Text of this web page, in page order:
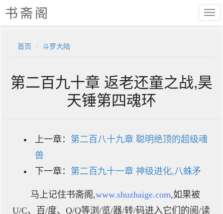
书斋阁
首页 斗罗大陆
第二百九十章 返老还童之战,昊
天锤第四魂环
上一章： 第二百八十九章 聪明绝顶的超级魂
兽
下一章： 第二百九十一章 神级进化,八蛛矛
马上记住书斋阁,www.shuzhaige.com,如果被
U/C、百/度、Q/Q等浏/览/器/转/码进入它们的阅/读